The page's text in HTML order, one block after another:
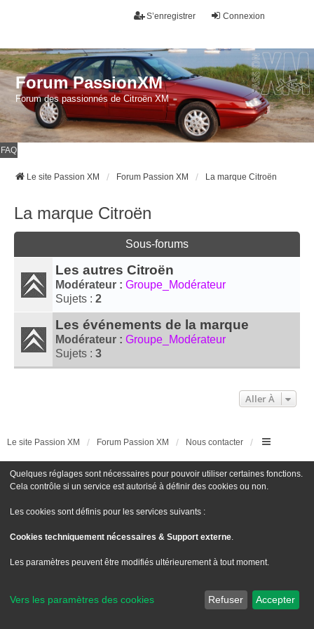
Connexion
S’enregistrer
Forum PassionXM
Forum des passionnés de Citroën XM
FAQ
Le site Passion XM Forum Passion XM La marque Citroën
La marque Citroën
Sous-forums
Les autres Citroën
Modérateur : Groupe_Modérateur
Sujets : 2
Les événements de la marque
Modérateur : Groupe_Modérateur
Sujets : 3
Aller À
Le site Passion XM Forum Passion XM Nous contacter
Traduit par
phpBB-fr.com
Quelques réglages sont nécessaires pour pouvoir utiliser certaines fonctions.
Cela contrôle si un service est autorisé à définir des cookies ou non.
Les cookies sont définis pour les services suivants :
Cookies techniquement nécessaires & Support externe.
Les paramètres peuvent être modifiés ultérieurement à tout moment.
Vers les paramètres des cookies Refuser Accepter